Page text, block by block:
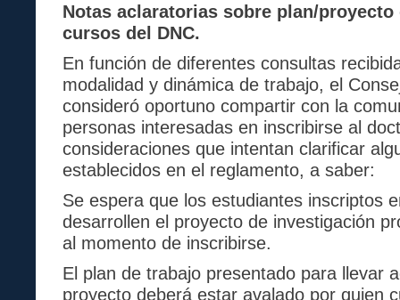
Notas aclaratorias sobre plan/
cursos del DNC.
En función de diferentes consultas
modalidad y dinámica de trabajo, el
consideró oportuno compartir con la
personas interesadas en inscribirse al
consideraciones que intentan clarificar
establecidos en el reglamento, a saber:
Se espera que los estudiantes inscriptos
desarrollen el proyecto de investigación
al momento de inscribirse.
El plan de trabajo presentado para llevar
proyecto deberá estar avalado por quien